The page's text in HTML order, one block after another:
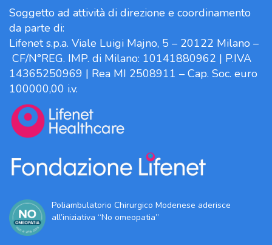
Soggetto ad attività di direzione e coordinamento
da parte di:
Lifenet s.p.a. Viale Luigi Majno, 5 – 20122 Milano –
CF/N°REG. IMP. di Milano: 10141880962 | P.IVA
14365250969 | Rea MI 2508911 – Cap. Soc. euro
100000,00 i.v.
Poliambulatorio Chirurgico Modenese aderisce
all’iniziativa “No omeopatia”